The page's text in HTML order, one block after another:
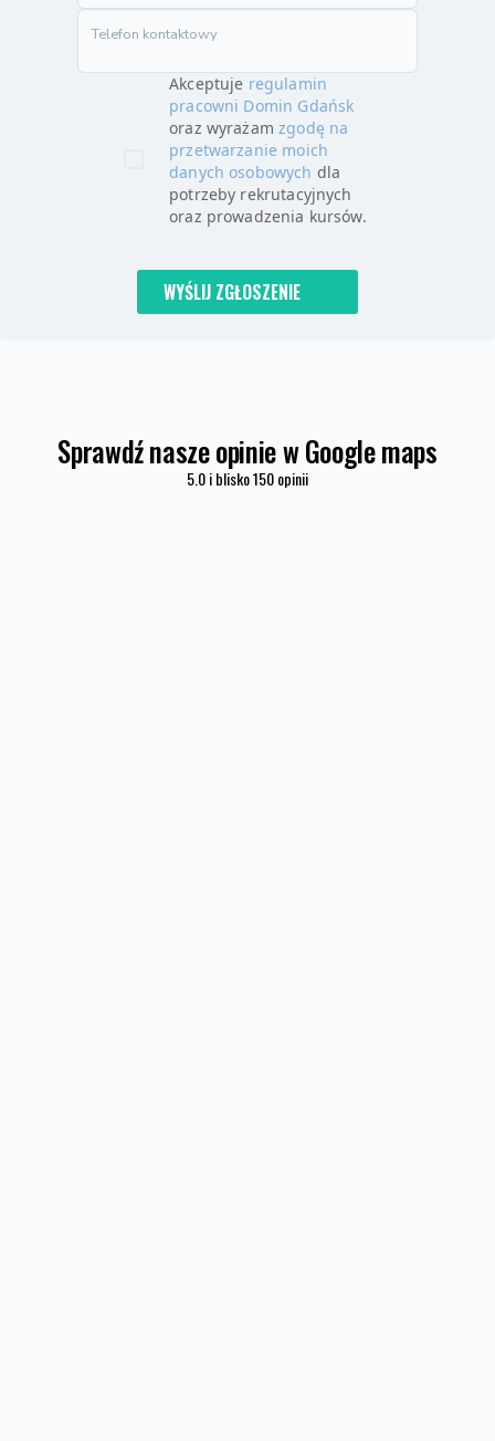
Telefon kontaktowy
Akceptuje regulamin
pracowni Domin Gdańsk
oraz wyrażamzgodę na
przetwarzanie moich
danych osobowych dla
potrzeby rekrutacyjnych
oraz prowadzenia kursów.
Sprawdź nasze opinie w Google maps
5.0 i blisko 150 opinii